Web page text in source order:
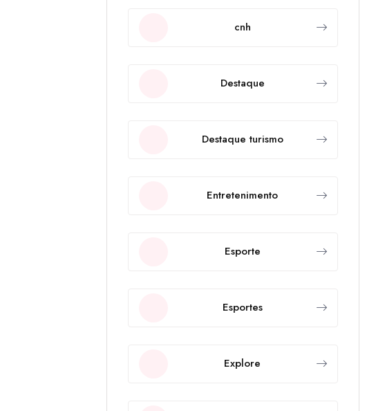
cnh
Destaque
Destaque turismo
Entretenimento
Esporte
Esportes
Explore